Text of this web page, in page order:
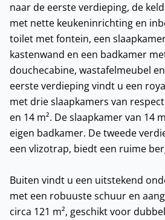
naar de eerste verdieping, de
met nette keukeninrichting en
toilet met fontein, een
kastenwand en een badkamer
douchecabine, wastafelmeubel
eerste verdieping vindt u een
met drie slaapkamers van
en 14 m². De slaapkamer van 14
eigen badkamer. De tweede
een vlizotrap, biedt een ruime
Buiten vindt u een uitstekend
met een robuuste schuur en
circa 121 m², geschikt voor